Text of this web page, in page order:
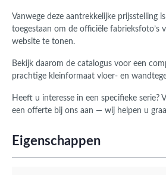
Vanwege deze aantrekkelijke prijsstelling
toegestaan om de officiële fabrieksfoto’s
website te tonen.
Bekijk daarom de catalogus voor een
prachtige kleinformaat vloer- en
Heeft u interesse in een specifieke serie?
een offerte bij ons aan — wij helpen u
Eigenschappen